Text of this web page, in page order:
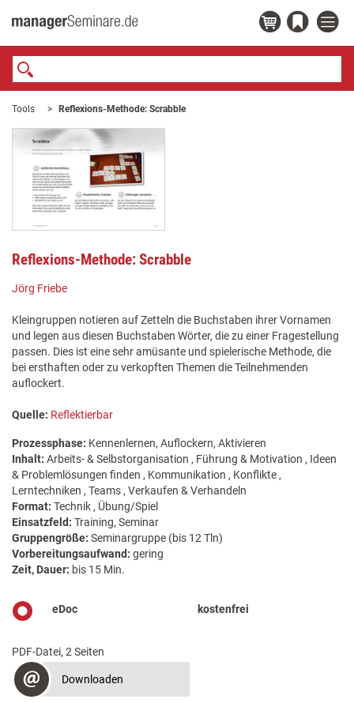
Tools Reflexions-Methode: Scrabble
Reflexions-Methode: Scrabble
Jörg Friebe
Kleingruppen notieren auf Zetteln die Buchstaben ihrer Vornamen
und legen aus diesen Buchstaben Wörter, die zu einer Fragestellung
passen. Dies ist eine sehr amüsante und spielerische Methode, die
bei ersthaften oder zu verkopften Themen die Teilnehmenden
auflockert.
Quelle: Reflektierbar
Prozessphase: Kennenlernen, Auflockern, Aktivieren
Inhalt: Arbeits- & Selbstorganisation , Führung & Motivation , Ideen
& Problemlösungen finden , Kommunikation , Konflikte ,
Lerntechniken , Teams , Verkaufen & Verhandeln
Format: Technik , Übung/Spiel
Einsatzfeld: Training, Seminar
Gruppengröße: Seminargruppe (bis 12 Tln)
Vorbereitungsaufwand: gering
Zeit, Dauer: bis 15 Min.
eDoc kostenfrei
PDF-Datei, 2 Seiten
Downloaden